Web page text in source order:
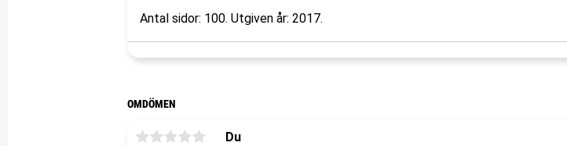
Antal sidor: 100. Utgiven år: 2017.
OMDÖMEN
Du